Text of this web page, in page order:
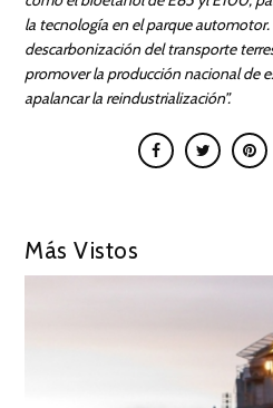
la tecnología en el parque
descarbonización del transporte
promover la producción nacional de
apalancar la reindustrialización”.
Más Vistos